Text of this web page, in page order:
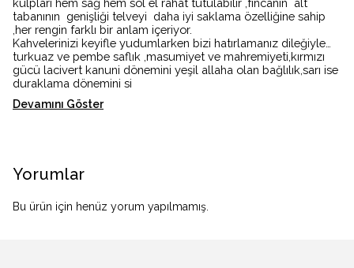
kulpları hem sağ hem sol el rahat tutulabilir ,fincanın alt
tabanının genişliği telveyi daha iyi saklama özelliğine sahip
,her rengin farklı bir anlam içeriyor.
Kahvelerinizi keyifle yudumlarken bizi hatırlamanız dileğiyle…
turkuaz ve pembe saflık ,masumiyet ve mahremiyeti,kırmızı
gücü lacivert kanuni dönemini yeşil allaha olan bağlılık,sarı ise
duraklama dönemini si
Devamını Göster
Yorumlar
Bu ürün için henüz yorum yapılmamış.